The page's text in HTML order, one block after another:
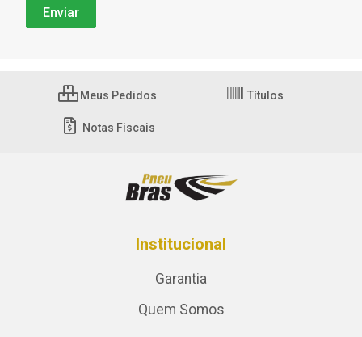
Meus Pedidos Títulos
Notas Fiscais
Institucional
Garantia
Quem Somos